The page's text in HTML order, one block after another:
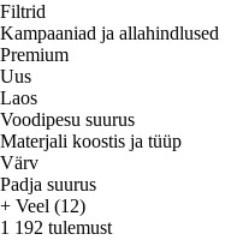
Filtrid
Kampaaniad ja allahindlused
Premium
Uus
Laos
Voodipesu suurus
Materjali koostis ja tüüp
Värv
Padja suurus
+ Veel (12)
1 192 tulemust